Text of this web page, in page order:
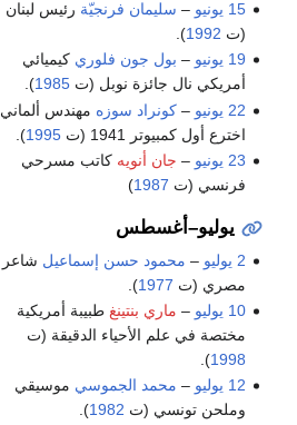
15 يونيو
– سليمان فرنجيّة رئيس لبنان
(ت 1992
).
19 يونيو
– بول جون فلوري كيميائي
أمريكي نال جائزة نوبل (ت1985
).
22 يونيو
–كونراد سوزه مهندس ألماني
اخترع أول كمبيوتر 1941 (ت
1995
).
23 يونيو
– جان أنويه كاتب مسرحي
فرنسي (ت 1987
)
يوليو–أغسطس
2 يوليو – محمود حسن إسماعيل شاعر
مصري (ت 1977
).
‏10 يوليو
– ماري بنتينغ طبيبة أمريكية
مختصة في علم الأحياء الدقيقة (ت
1998
).
– محمد الجموسي موسيقي
وملحن تونسي (ت 1982
).